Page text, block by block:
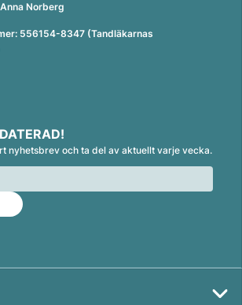
Norberg
556154-8347 (Tandläkarnas
nyhetsbrev och ta del av aktuellt varje vecka.